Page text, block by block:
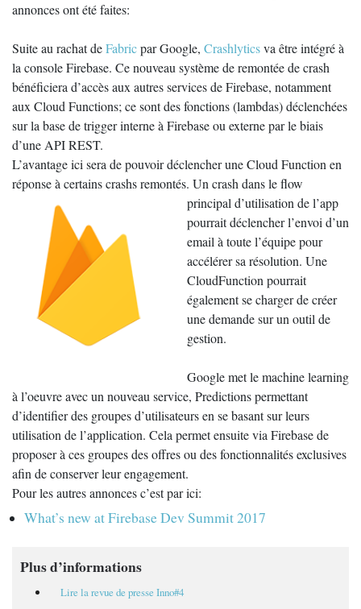
annonces ont été faites:
Suite au rachat deFabricpar Google, Crashlyticsva être intégré à
la console Firebase. Ce nouveau système de remontée de crash
bénéficiera d’accès aux autres services de Firebase, notamment
aux Cloud Functions; ce sont des fonctions (lambdas) déclenchées
sur la base de trigger interne à Firebase ou externe par le biais
d’une API REST.
L’avantage ici sera de pouvoir déclencher une Cloud Function en
réponse à certains crashs remontés. Un crash dans le flow
principal d’utilisation de l’app
pourrait déclencher l’envoi d’un
email à toute l’équipe pour
accélérer sa résolution. Une
CloudFunction pourrait
également se charger de créer
une demande sur un outil de
gestion.
Google met le machine learning
à l’oeuvre avec un nouveau service, Predictions permettant
d’identifier des groupes d’utilisateurs en se basant sur leurs
utilisation de l’application. Cela permet ensuite via Firebase de
proposer à ces groupes des offres ou des fonctionnalités exclusives
afin de conserver leur engagement.
Pour les autres annonces c’est par ici:
What’s new at Firebase Dev Summit 2017
Plus d’informations
Lire la revue de presse Inno#4